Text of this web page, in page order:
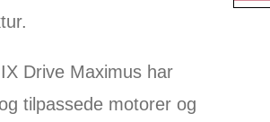
Drive Maximus har
tilpassede motorer og